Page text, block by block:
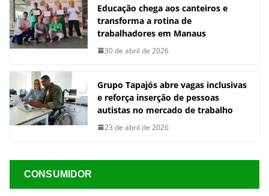
Educação chega aos canteiros e
transforma a rotina de
trabalhadores em Manaus
30 de abril de 2026
Grupo Tapajós abre vagas inclusivas
e reforça inserção de pessoas
autistas no mercado de trabalho
23 de abril de 2026
CONSUMIDOR